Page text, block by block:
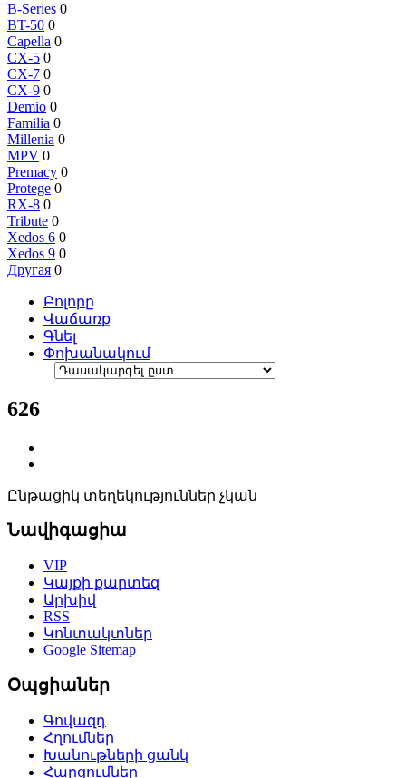
B-Series 0
BT-50 0
Capella 0
CX-5 0
CX-7 0
CX-9 0
Demio 0
Familia 0
Millenia 0
MPV 0
Premacy 0
Protege 0
RX-8 0
Tribute 0
Xedos 6 0
Xedos 9 0
Другая 0
Բոլորը
Վաճառք
Գնել
Փոխանակում
626
Ընթացիկ տեղեկություններ չկան
Նավիգացիա
VIP
Կայքի քարտեզ
Արխիվ
RSS
Կոնտակտներ
Google Sitemap
Օպցիաներ
Գովազդ
Հղումներ
Խանութների ցանկ
Հարցումներ